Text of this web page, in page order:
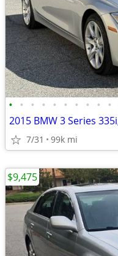
• • • • • • • • • •
7/31 99k mi
$9,475